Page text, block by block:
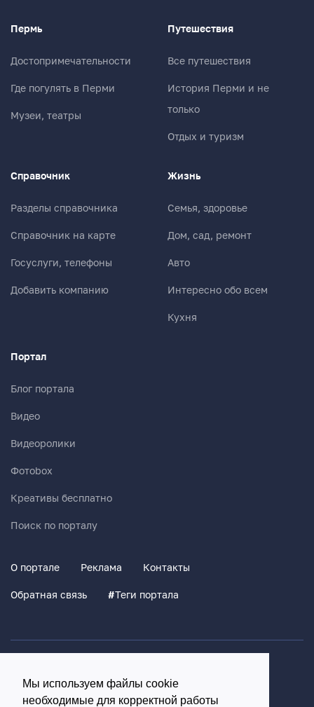
Мы используем файлы cookie
необходимые для корректной работы
Пермь
Достопримечательности
Где погулять в Перми
Музеи, театры
Путешествия
Все путешествия
История Перми и не
только
Отдых и туризм
Справочник
Разделы справочника
Справочник на карте
Госуслуги, телефоны
Добавить компанию
Жизнь
Семья, здоровье
Дом, сад, ремонт
Авто
Интересно обо всем
Кухня
Портал
Блог портала
Видео
Видеоролики
Фотоbox
Креативы бесплатно
Поиск по порталу
О портале Реклама Контакты
Обратная связь #Теги портала
Согласие на обработку персональных данных